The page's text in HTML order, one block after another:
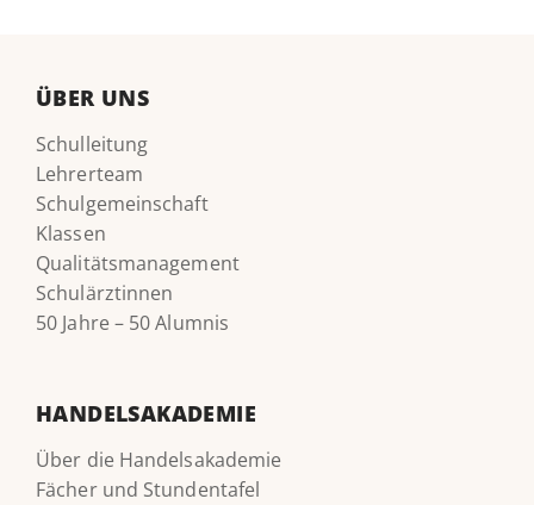
ÜBER UNS
Schulleitung
Lehrerteam
Schulgemeinschaft
Klassen
Qualitätsmanagement
Schulärztinnen
50 Jahre – 50 Alumnis
HANDELSAKADEMIE
Über die Handelsakademie
Fächer und Stundentafel